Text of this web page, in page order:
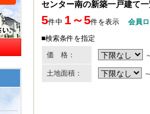
センター南の新築一戸建て
5件中 1～5件を表示
会員
■検索条件を指定
価 格：
土地面積：